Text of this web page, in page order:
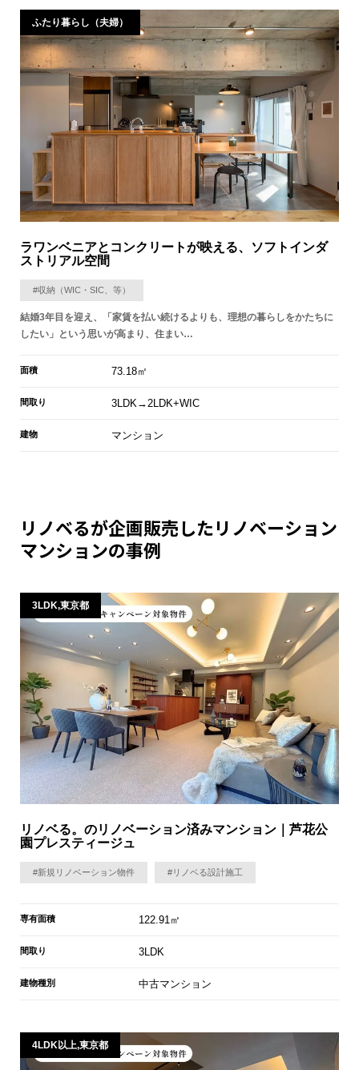
ふたり暮らし（夫婦）
ラワンベニアとコンクリートが映える、ソフトインダ
ストリアル空間
#収納（WIC・SIC、等）
結婚3年目を迎え、「家賃を払い続けるよりも、理想の暮らしをかたちに
したい」という思いが高まり、住まい…
面積 73.18㎡
間取り 3LDK→2LDK+WIC
建物 マンション
リノベるが企画販売したリノベーション
マンションの事例
3LDK,東京都
リノベる。のリノベーション済みマンション｜芦花公
園プレスティージュ
#新規リノベーション物件 #リノベる設計施工
専有面積 122.91㎡
間取り 3LDK
建物種別 中古マンション
4LDK以上,東京都